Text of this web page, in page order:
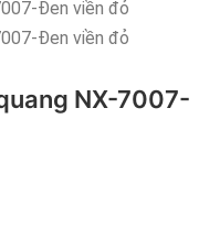
NX-7007-